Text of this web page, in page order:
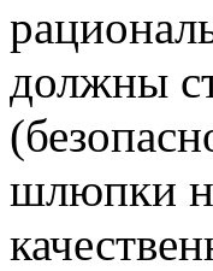
должны
шлюпки